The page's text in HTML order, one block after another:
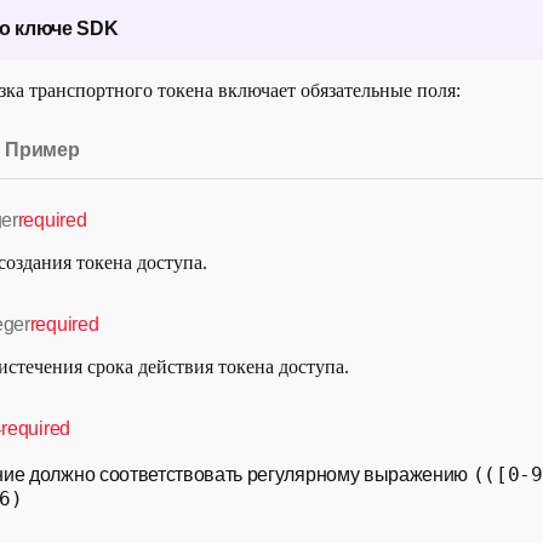
ключе SDK
ключа:
: "EC",
"mQGSp33ATOo4wPLzzqFm1qKm8OJ5sHD-
: "dde4b3b1-2441-4630-b186-9d0faef24891"
"06HfHcopKbJNNEFcKYUiQgXJN239f-0zOgzd0Okx-
транспортного токена включает обязательные поля:
Пример
required
токена доступа.
required
срока действия токена доступа.
required
должно соответствовать регулярному выражению (([0-